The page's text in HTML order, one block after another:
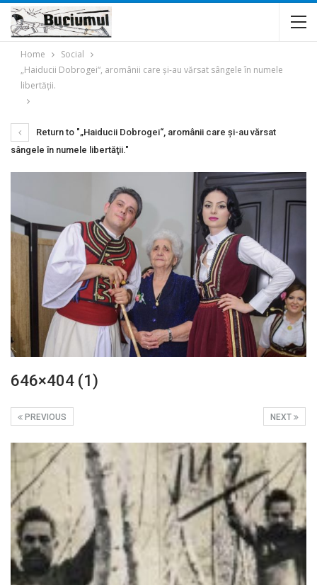
Home
Social
„Haiducii Dobrogei“, aromânii care şi-au vărsat sângele în numele
libertăţii.
Return to "„Haiducii Dobrogei“, aromânii care şi-au vărsat
sângele în numele libertăţii."
646×404 (1)
NEXT
PREVIOUS